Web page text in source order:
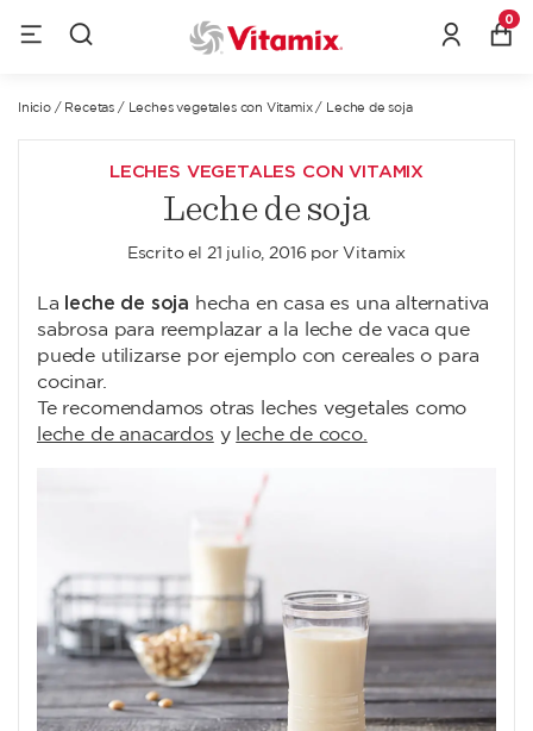
0
Inicio/ Recetas / Leches vegetales con Vitamix/ Leche de soja
LECHES VEGETALES CON VITAMIX
Leche de soja
Escrito el 21 julio, 2016por Vitamix
La leche de soja hecha en casa es una alternativa
sabrosa para reemplazar a la leche de vaca que
puede utilizarse por ejemplo con cereales o para
cocinar.
Te recomendamos otras leches vegetales como
leche de anacardos y leche de coco.